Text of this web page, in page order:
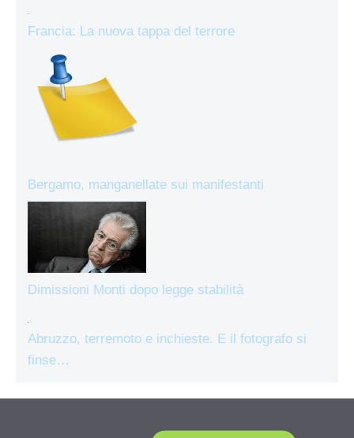
Francia: La nuova tappa del terrore
Bergamo, manganellate sui manifestanti
Dimissioni Monti dopo legge stabilità
Abruzzo, terremoto e inchieste. E il fotografo si
finse…